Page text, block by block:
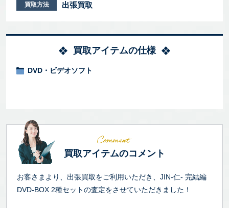
買取方法 出張買取
買取アイテムの仕様
DVD・ビデオソフト
買取アイテムのコメント
お客さまより、出張買取をご利用いただき、JIN-仁- 完結編
DVD-BOX 2種セットの査定をさせていただきました！